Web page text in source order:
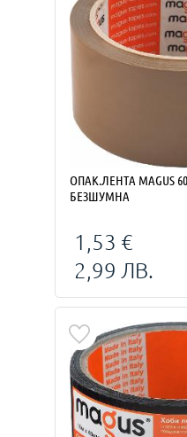
ОПАК.ЛЕНТА MAGUS
БЕЗШУМНА
1,53 €
2,99 ЛВ.